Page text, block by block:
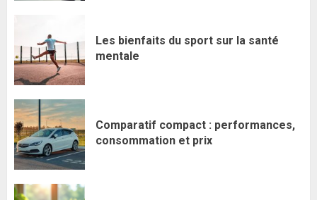
Les bienfaits du sport sur la santé
mentale
Comparatif compact : performances,
consommation et prix